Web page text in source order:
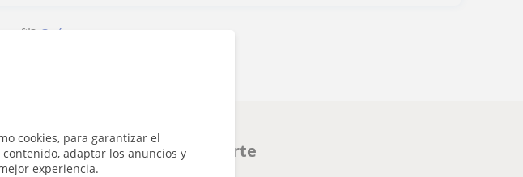
cookies, para garantizar el
adaptar los anuncios y
experiencia.
Cuéntanos
que pueden interesarte